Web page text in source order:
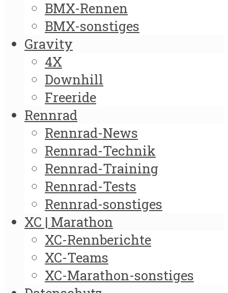
BMX-Rennen
BMX-sonstiges
Gravity
4X
Downhill
Freeride
Rennrad
Rennrad-News
Rennrad-Technik
Rennrad-Training
Rennrad-Tests
Rennrad-sonstiges
XC | Marathon
XC-Rennberichte
XC-Teams
XC-Marathon-sonstiges